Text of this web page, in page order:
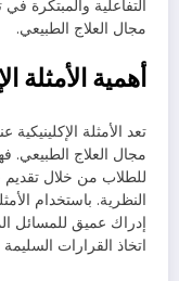
التفاعلية والمبتكرة
مجال العلاج الطبيعي.
أهمية الأمثلة
تعد الأمثلة
مجال العلاج
للطلاب من خلال تقديم
النظرية. باستخدام
إدراك عميق للمسائل
اتخاذ القرارات